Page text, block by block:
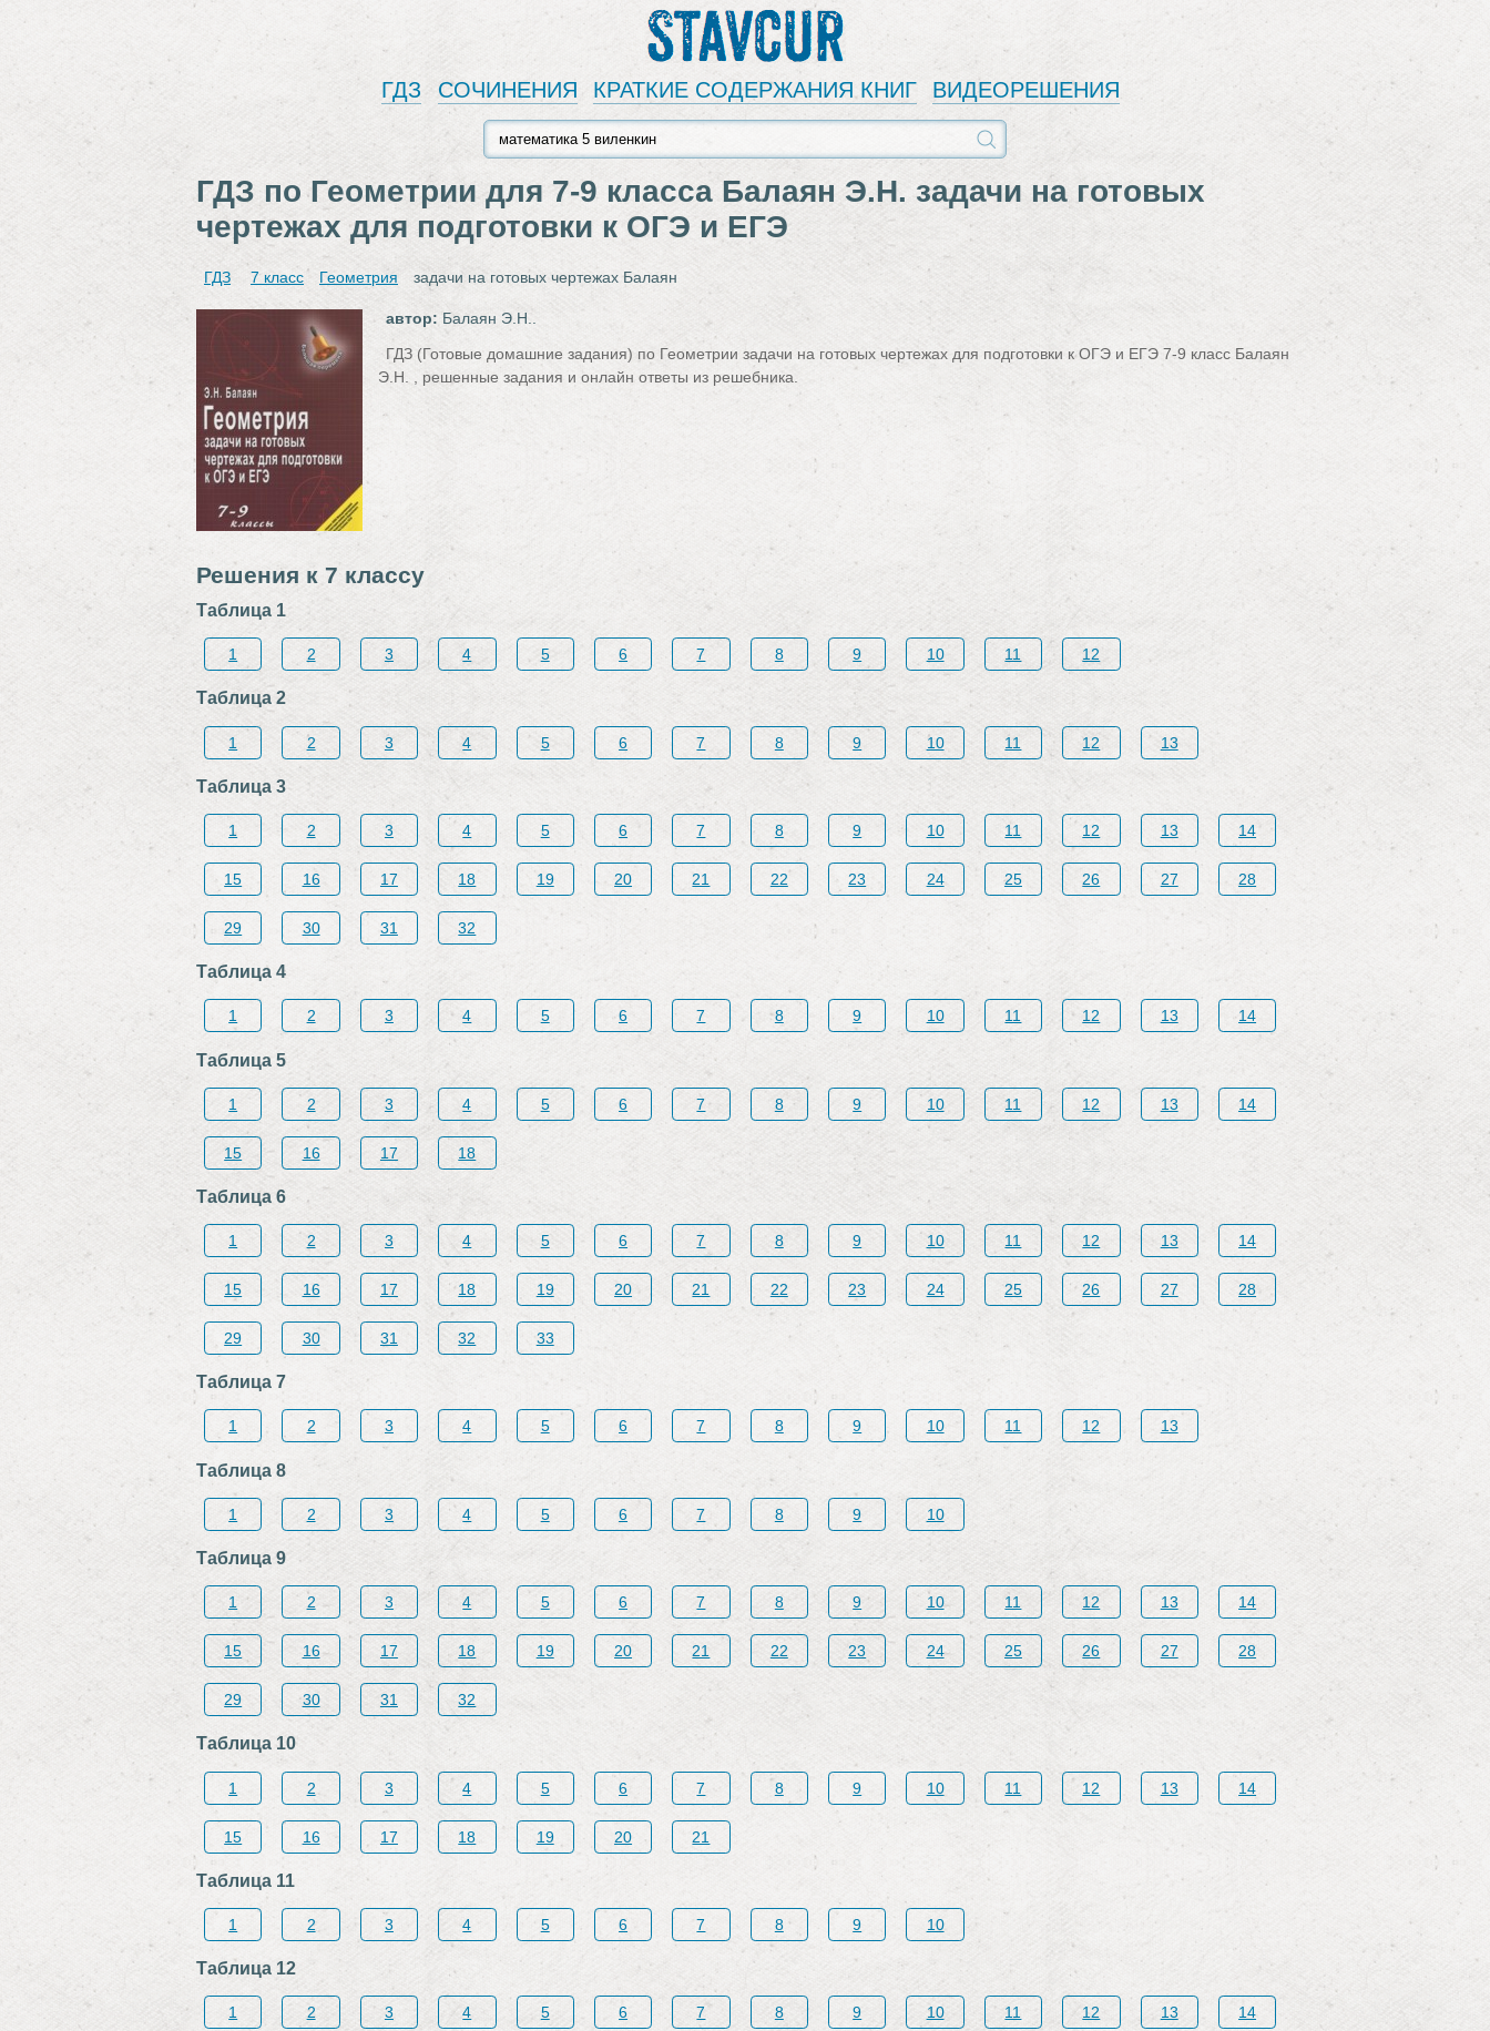
Stavcur
ГДЗ СОЧИНЕНИЯ КРАТКИЕ СОДЕРЖАНИЯ КНИГ ВИДЕОРЕШЕНИЯ
ГДЗ по Геометрии для 7‐9 класса Балаян Э.Н. задачи на готовых
чертежах для подготовки к ОГЭ и ЕГЭ
ГДЗ 7 класс Геометрия задачи на готовых чертежах Балаян
автор: Балаян Э.Н..
ГДЗ (Готовые домашние задания) по Геометрии задачи на готовых чертежах для подготовки к ОГЭ и ЕГЭ 7‐9 класс Балаян
Э.Н. , решенные задания и онлайн ответы из решебника.
Решения к 7 классу
Таблица 1
1 2 3 4 5 6 7 8 9 10 11 12
Таблица 2
1 2 3 4 5 6 7 8 9 10 11 12 13
Таблица 3
1 2 3 4 5 6 7 8 9 10 11 12 13 14
15 16 17 18 19 20 21 22 23 24 25 26 27 28
29 30 31 32
Таблица 4
1 2 3 4 5 6 7 8 9 10 11 12 13 14
Таблица 5
1 2 3 4 5 6 7 8 9 10 11 12 13 14
15 16 17 18
Таблица 6
1 2 3 4 5 6 7 8 9 10 11 12 13 14
15 16 17 18 19 20 21 22 23 24 25 26 27 28
29 30 31 32 33
Таблица 7
1 2 3 4 5 6 7 8 9 10 11 12 13
Таблица 8
1 2 3 4 5 6 7 8 9 10
Таблица 9
1 2 3 4 5 6 7 8 9 10 11 12 13 14
15 16 17 18 19 20 21 22 23 24 25 26 27 28
29 30 31 32
Таблица 10
1 2 3 4 5 6 7 8 9 10 11 12 13 14
15 16 17 18 19 20 21
Таблица 11
1 2 3 4 5 6 7 8 9 10
Таблица 12
1 2 3 4 5 6 7 8 9 10 11 12 13 14